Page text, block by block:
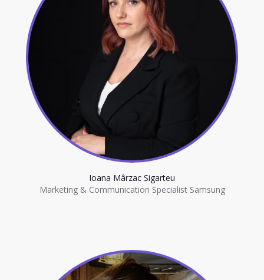
Ioana Mârzac Sigarteu
Marketing & Communication Specialist Samsung